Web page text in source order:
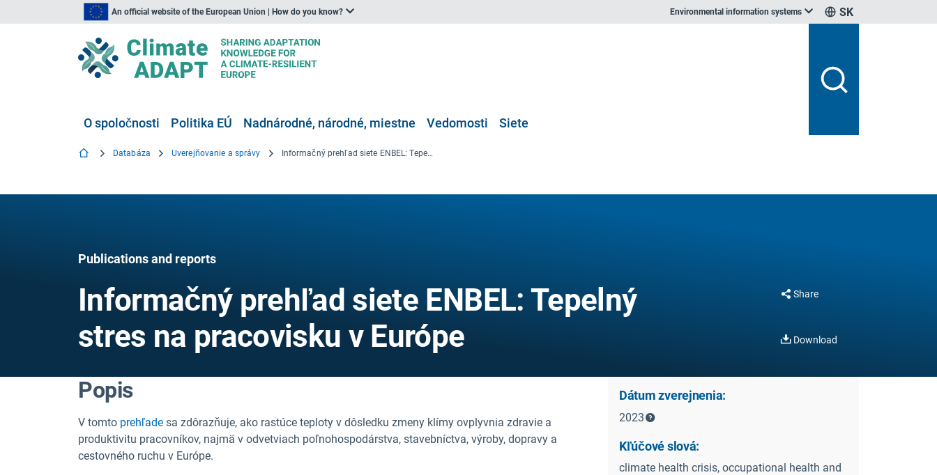
An official website of the European Union | How do you know? Environmental information systems SK
O spoločnosti Politika EÚ Nadnárodné, národné, miestne Vedomosti Siete
Databáza Uverejňovanie a správy Informačný prehľad siete ENBEL: Tepelný stres na pracovisku v Európe
Publications and reports
Informačný prehľad siete ENBEL: Tepelný
stres na pracovisku v Európe
Share
Download
Popis
V tomto prehľade sa zdôrazňuje, ako rastúce teploty v dôsledku zmeny klímy ovplyvnia zdravie a
produktivitu pracovníkov, najmä v odvetviach poľnohospodárstva, stavebníctva, výroby, dopravy a
cestovného ruchu v Európe.
Dátum zverejnenia:
2023
Kľúčové slová:
climate health crisis, occupational health and